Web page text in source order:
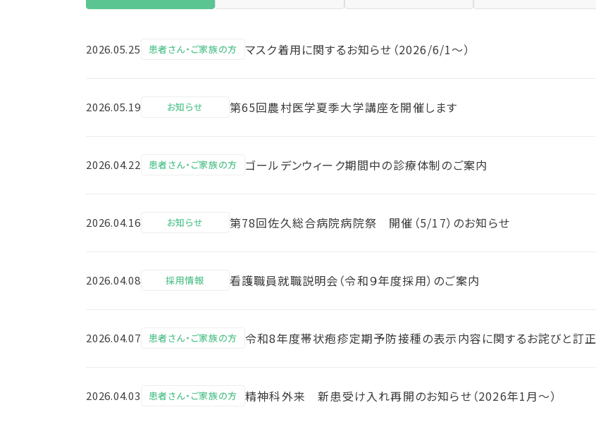
2026.05.25 患者さん・ご家族の方 マスク着用に関するお知らせ（2026/6/1～）
2026.05.19 お知らせ 第65回農村医学夏季大学講座を開催します
2026.04.22 患者さん・ご家族の方 ゴールデンウィーク期間中の診療体制のご案内
2026.04.16 お知らせ 第78回佐久総合病院病院祭 開催（5/17）のお知らせ
2026.04.08 採用情報 看護職員就職説明会（令和９年度採用）のご案内
2026.04.07 患者さん・ご家族の方 令和8年度帯状疱疹定期予防接種の表示内容に関するお詫びと訂正
2026.04.03 患者さん・ご家族の方 精神科外来 新患受け入れ再開のお知らせ（2026年1月～）